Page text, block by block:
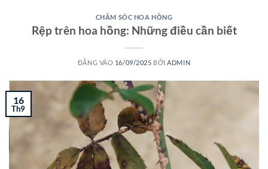
CHĂM SÓC HOA HỒNG
Rệp trên hoa hồng: Những điều cần biết
ĐĂNG VÀO 16/09/2025 BỞIADMIN
16
Th9